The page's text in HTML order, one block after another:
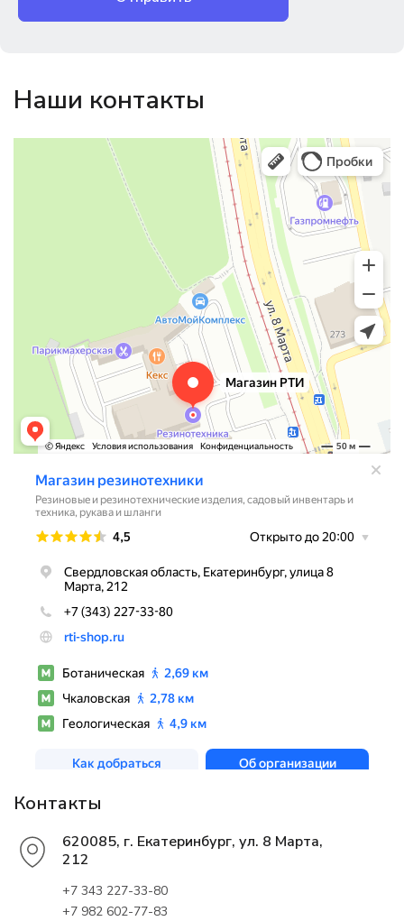
Наши контакты
Магазин резинотехники
Резиновые и резинотехнические изделия в Екатеринбурге
Садовый инвентарь и техника в Екатеринбурге
Контакты
620085, г. Екатеринбург, ул. 8 Марта,
212
+7 343 227-33-80
+7 982 602-77-83